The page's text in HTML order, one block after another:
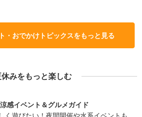
・おでかけトピックスをもっと見る
みをもっと楽しむ
感イベント＆グルメガイド